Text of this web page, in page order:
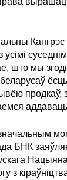
Кангрэс
што мы
продкаў,
БНК
з